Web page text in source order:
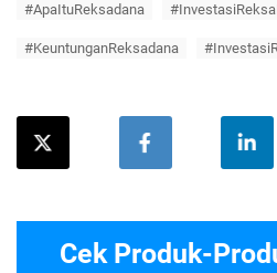
#ApaItuReksadana
#KeuntunganReksadana
Cek Produk-